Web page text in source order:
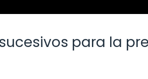
para la